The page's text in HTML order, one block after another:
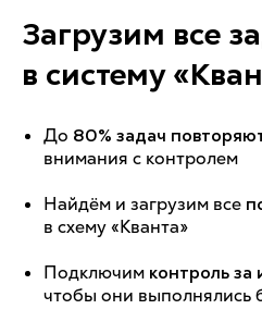
Загрузим все
в систему
До 80% задач
внимания с контролем
Найдём и загрузим все
в схему «Кванта»
Подключим контроль за
чтобы они выполнялись